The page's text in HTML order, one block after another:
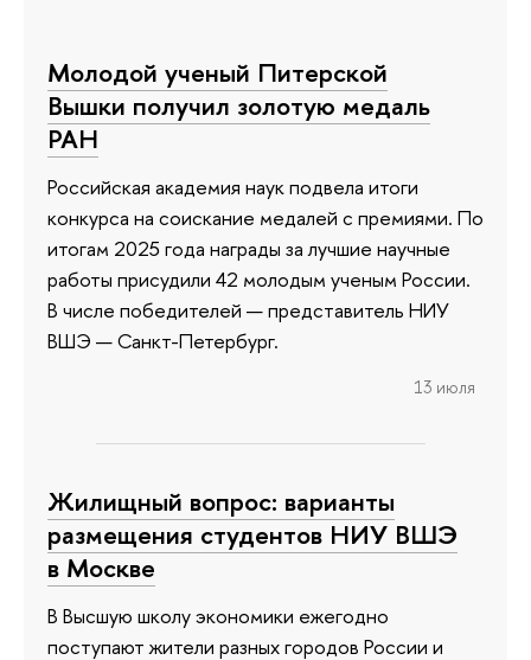
Молодой ученый Питерской
Вышки получил золотую медаль
РАН
Российская академия наук подвела итоги
конкурса на соискание медалей с премиями. По
итогам 2025 года награды за лучшие научные
работы присудили 42 молодым ученым России.
В числе победителей — представитель НИУ
ВШЭ — Санкт-Петербург.
13 июля
Жилищный вопрос: варианты
размещения студентов НИУ ВШЭ
в Москве
В Высшую школу экономики ежегодно
поступают жители разных городов России и